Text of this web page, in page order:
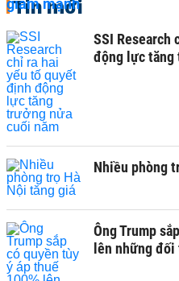
Tin mới
SSI Research
động lực tăng
Nhiều phòng
Ông Trump
lên những đối